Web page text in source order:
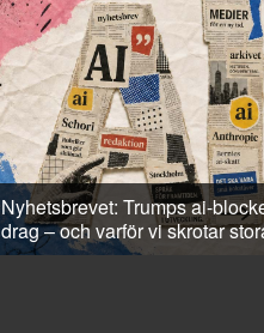
Nyhetsbrevet: Trumps ai-
drag – och varför vi skrotar